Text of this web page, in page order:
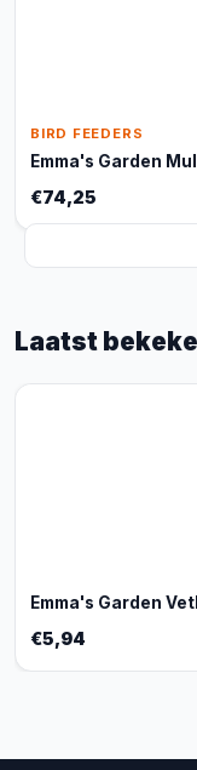
BIRD FEEDERS
Emma's Garden
€74,25
Laatst
Emma's Garden
€5,94